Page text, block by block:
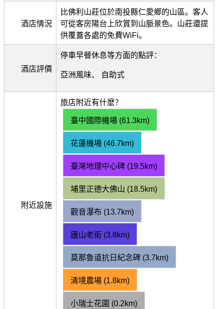
酒店情況
比佛利山莊位於南投縣仁愛鄉的山區。客人
可從客房陽台上欣賞到山脈景色。山莊還提
供覆蓋各處的免費WiFi。
酒店評價
停車早餐休息等方面的點評：
亞洲風味、 自助式
附近設施
旅店附近有什麼？
臺中國際機場 (61.3km)
花蓮機場 (46.7km)
臺灣地理中心碑 (19.5km)
埔里正德大佛山 (18.5km)
觀音瀑布 (13.7km)
廬山老街 (3.8km)
莫那魯道抗日紀念碑 (3.7km)
清境農場 (1.8km)
小瑞士花園 (0.2km)